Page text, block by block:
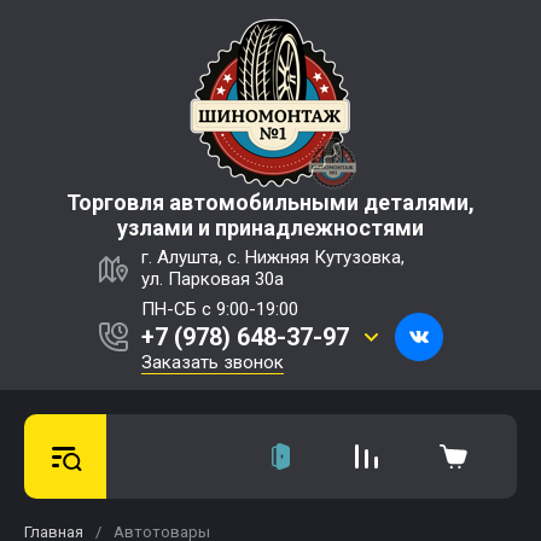
Торговля автомобильными деталями,
узлами и принадлежностями
г. Алушта, с. Нижняя Кутузовка,
ул. Парковая 30а
ПН-СБ с 9:00-19:00
+7 (978) 648-37-97
Заказать звонок
Главная / Автотовары